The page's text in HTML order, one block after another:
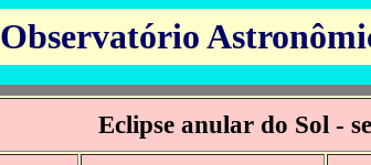
Observatório
Eclipse anular do Sol -